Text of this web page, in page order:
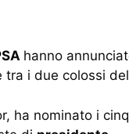
hanno
i due colossi
ha nominato i